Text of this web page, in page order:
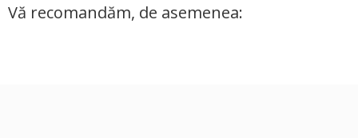
Vă recomandăm, de asemenea: